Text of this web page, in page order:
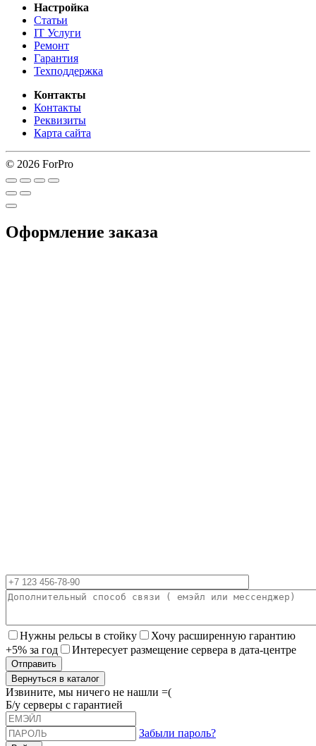
Настройка
Статьи
IT Услуги
Ремонт
Гарантия
Техподдержка
Контакты
Контакты
Реквизиты
Карта сайта
© 2026 ForPro
Оформление заказа
Нужны рельсы в стойку
Хочу расширенную гарантию
+5% за год
Интересует размещение сервера в дата-центре
Вернуться в каталог
Извините, мы ничего не нашли =(
Б/у серверы с гарантией
Забыли пароль?